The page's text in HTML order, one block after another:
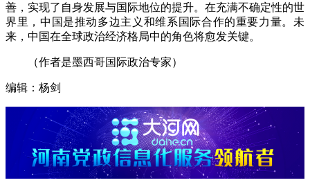
善，实现了自身发展与国际地位的提升。在充满不确定性的世
界里，中国是推动多边主义和维系国际合作的重要力量。未
来，中国在全球政治经济格局中的角色将愈发关键。
（作者是墨西哥国际政治专家）
编辑：杨剑